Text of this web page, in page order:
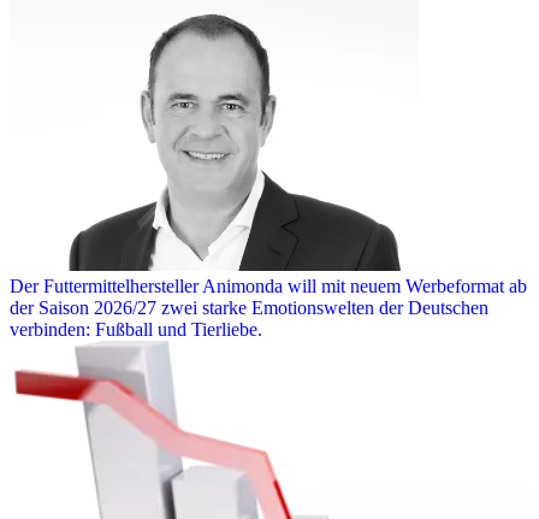
Der Futtermittelhersteller Animonda will mit neuem Werbeformat ab
der Saison 2026/27 zwei starke Emotionswelten der Deutschen
verbinden: Fußball und Tierliebe.